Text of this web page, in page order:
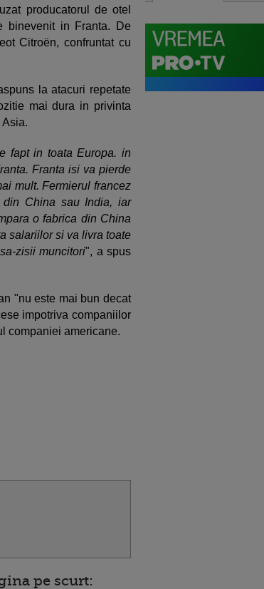
producatorul de otel
binevenit in Franta. De
Citroën, confruntat cu
la atacuri repetate
mai dura in privinta
fapt in toata Europa. in
Franta isi va pierde
mult. Fermierul francez
din China sau India, iar
o fabrica din China
salariilor si va livra toate
zisii muncitori", a spus
"nu este mai bun decat
impotriva companiilor
companiei americane.
pe scurt: